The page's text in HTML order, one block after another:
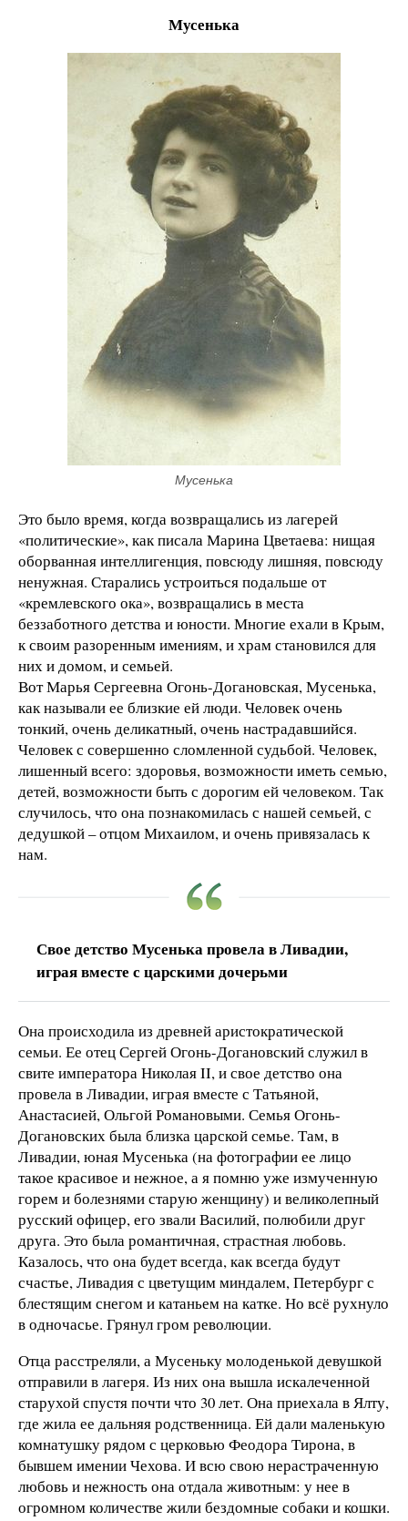
Мусенька
Мусенька
Это было время, когда возвращались из лагерей
«политические», как писала Марина Цветаева: нищая
оборванная интеллигенция, повсюду лишняя, повсюду
ненужная. Старались устроиться подальше от
«кремлевского ока», возвращались в места
беззаботного детства и юности. Многие ехали в Крым,
к своим разоренным имениям, и храм становился для
них и домом, и семьей.
Вот Марья Сергеевна Огонь-Догановская, Мусенька,
как называли ее близкие ей люди. Человек очень
тонкий, очень деликатный, очень настрадавшийся.
Человек с совершенно сломленной судьбой. Человек,
лишенный всего: здоровья, возможности иметь семью,
детей, возможности быть с дорогим ей человеком. Так
случилось, что она познакомилась с нашей семьей, с
дедушкой – отцом Михаилом, и очень привязалась к
нам.
Свое детство Мусенька провела в Ливадии,
играя вместе с царскими дочерьми
Она происходила из древней аристократической
семьи. Ее отец Сергей Огонь-Догановский служил в
свите императора Николая II, и свое детство она
провела в Ливадии, играя вместе с Татьяной,
Анастасией, Ольгой Романовыми. Семья Огонь-
Догановских была близка царской семье. Там, в
Ливадии, юная Мусенька (на фотографии ее лицо
такое красивое и нежное, а я помню уже измученную
горем и болезнями старую женщину) и великолепный
русский офицер, его звали Василий, полюбили друг
друга. Это была романтичная, страстная любовь.
Казалось, что она будет всегда, как всегда будут
счастье, Ливадия с цветущим миндалем, Петербург с
блестящим снегом и катаньем на катке. Но всё рухнуло
в одночасье. Грянул гром революции.
Отца расстреляли, а Мусеньку молоденькой девушкой
отправили в лагеря. Из них она вышла искалеченной
старухой спустя почти что 30 лет. Она приехала в Ялту,
где жила ее дальняя родственница. Ей дали маленькую
комнатушку рядом с церковью Феодора Тирона, в
бывшем имении Чехова. И всю свою нерастраченную
любовь и нежность она отдала животным: у нее в
огромном количестве жили бездомные собаки и кошки.